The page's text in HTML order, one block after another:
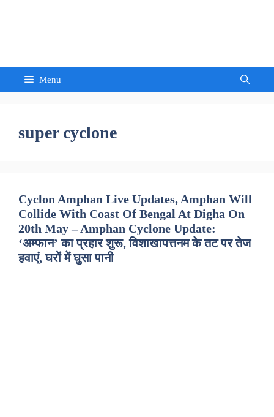
Menu
super cyclone
Cyclon Amphan Live Updates, Amphan Will
Collide With Coast Of Bengal At Digha On
20th May – Amphan Cyclone Update:
‘अम्फान’ का प्रहार शुरू, विशाखापत्तनम के तट पर तेज
हवाएं, घरों में घुसा पानी